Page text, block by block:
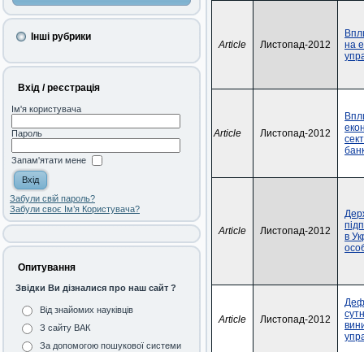
Інші рубрики
Вхід / реєстрація
Ім'я користувача
Пароль
Запам'ятати мене
Забули свій пароль?
Забули своє Ім’я Користувача?
Опитування
Звідки Ви дізналися про наш сайт ?
Від знайомих науківців
З сайту ВАК
За допомогою пошукової системи
Article Листопад-2012
на
Article Листопад-2012
Article Листопад-2012
в
Article Листопад-2012